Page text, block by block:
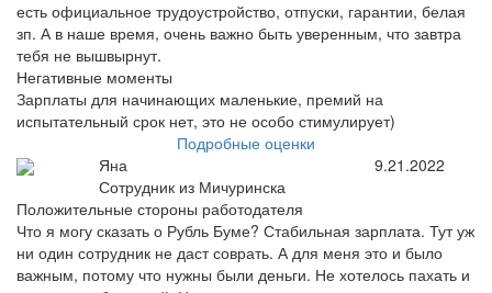
есть официальное трудоустройство, отпуски, гарантии, белая
зп. А в наше время, очень важно быть уверенным, что завтра
тебя не вышвырнут.
Негативные моменты
Зарплаты для начинающих маленькие, премий на
испытательный срок нет, это не особо стимулирует)
Подробные оценки
Яна
Сотрудник из Мичуринска
9.21.2022
Положительные стороны работодателя
Что я могу сказать о Рубль Буме? Стабильная зарплата. Тут уж
ни один сотрудник не даст соврать. А для меня это и было
важным, потому что нужны были деньги. Не хотелось пахать и